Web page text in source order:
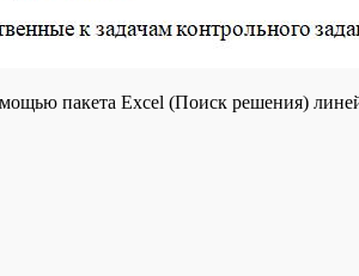
пакета Excel (Поиск решения)